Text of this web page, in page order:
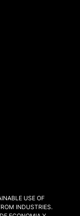
USE OF
INDUSTRIES.